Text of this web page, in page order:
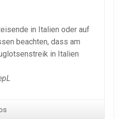
in Italien oder auf
beachten, dass am
in Italien